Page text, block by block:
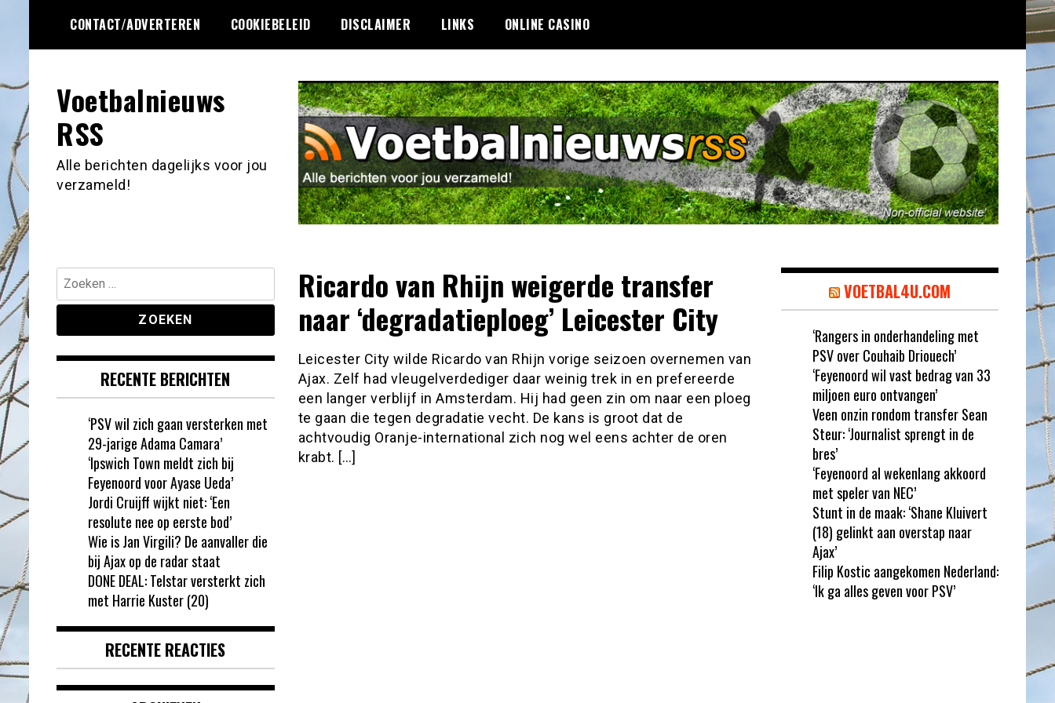
de
CONTACT/ADVERTEREN COOKIEBELEID DISCLAIMER LINKS ONLINE CASINO
Voetbalnieuws
RSS
Alle berichten dagelijks voor jou
verzameld!
Ricardo van Rhijn weigerde transfer
naar ‘degradatieploeg’ Leicester City
Leicester City wilde Ricardo van Rhijn vorige seizoen overnemen van
Ajax. Zelf had vleugelverdediger daar weinig trek in en prefereerde
een langer verblijf in Amsterdam. Hij had geen zin om naar een ploeg
te gaan die tegen degradatie vecht. De kans is groot dat de
achtvoudig Oranje-international zich nog wel eens achter de oren
krabt. […]
Zoeken
naar:
RECENTE BERICHTEN
‘PSV wil zich gaan versterken met
29-jarige Adama Camara’
‘Ipswich Town meldt zich bij
Feyenoord voor Ayase Ueda’
Jordi Cruijff wijkt niet: ‘Een
resolute nee op eerste bod’
Wie is Jan Virgili? De aanvaller die
bij Ajax op de radar staat
DONE DEAL: Telstar versterkt zich
met Harrie Kuster (20)
RECENTE REACTIES
VOETBAL4U.COM
‘Rangers in onderhandeling met
PSV over Couhaib Driouech’
‘Feyenoord wil vast bedrag van 33
miljoen euro ontvangen’
Veen onzin rondom transfer Sean
Steur: ‘Journalist sprengt in de
bres’
‘Feyenoord al wekenlang akkoord
met speler van NEC’
Stunt in de maak: ‘Shane Kluivert
(18) gelinkt aan overstap naar
Ajax’
Filip Kostic aangekomen Nederland:
‘Ik ga alles geven voor PSV’